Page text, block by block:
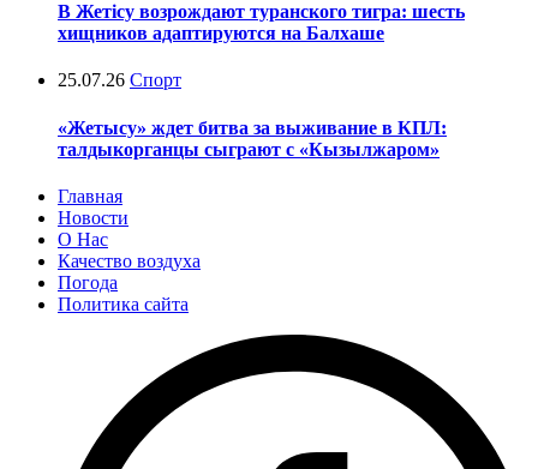
В Жетісу возрождают туранского тигра: шесть
хищников адаптируются на Балхаше
25.07.26 Спорт
«Жетысу» ждет битва за выживание в КПЛ:
талдыкорганцы сыграют с «Кызылжаром»
Главная
Новости
О Нас
Качество воздуха
Погода
Политика сайта